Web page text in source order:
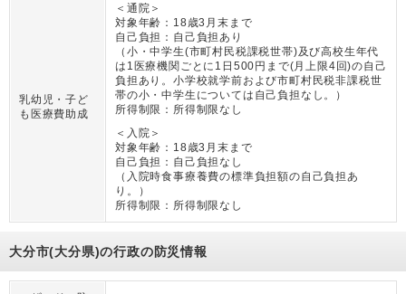
乳幼児・子ど
も医療費助成
＜通院＞
対象年齢： 18歳3月末まで
自己負担： 自己負担あり
（ 小・中学生(市町村民税課税世帯)及び高校生年代
は1医療機関ごとに1日500円まで(月上限4回)の自己
負担あり。小学校就学前および市町村民税非課税世
帯の小・中学生については自己負担なし。
）
所得制限： 所得制限なし
＜入院＞
対象年齢： 18歳3月末まで
自己負担： 自己負担なし
（ 入院時食事療養費の標準負担額の自己負担あ
り。
）
所得制限： 所得制限なし
大分市(大分県)の行政の防災情報